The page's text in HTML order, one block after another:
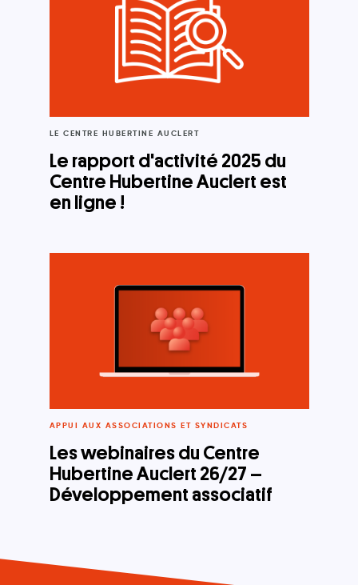
LE CENTRE HUBERTINE AUCLERT
Le rapport d'activité 2025 du
Centre Hubertine Auclert est
en ligne !
APPUI AUX ASSOCIATIONS ET SYNDICATS
Les webinaires du Centre
Hubertine Auclert 26/27 –
Développement associatif